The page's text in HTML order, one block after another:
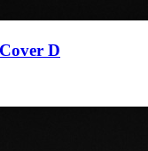
D